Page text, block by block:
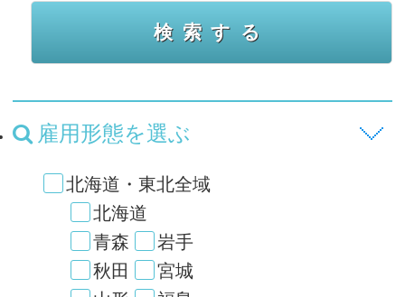
雇用形態を選ぶ
北海道・東北全域
北海道
青森
岩手
秋田
宮城